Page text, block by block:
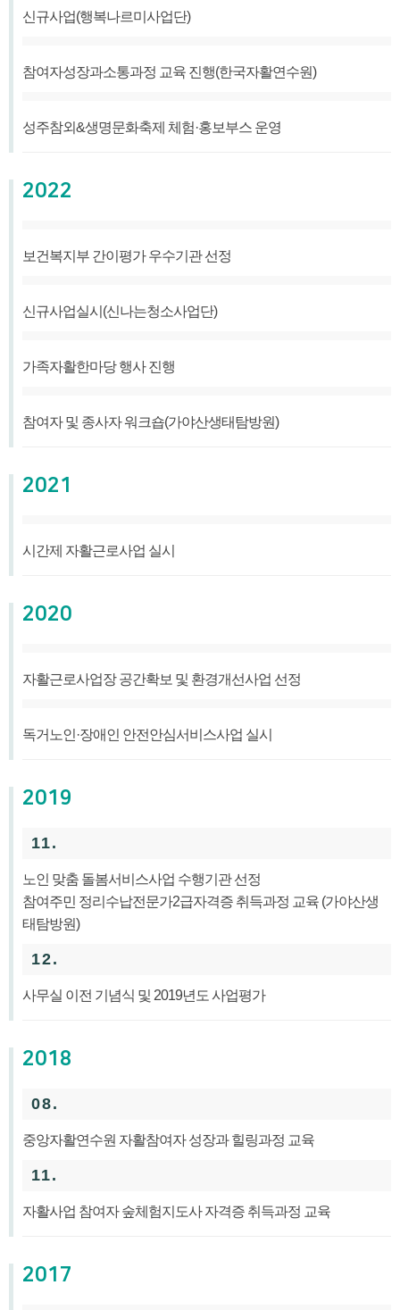
신규사업(행복나르미사업단)
참여자성장과소통과정 교육 진행(한국자활연수원)
성주참외&생명문화축제 체험·홍보부스 운영
2022
보건복지부 간이평가 우수기관 선정
신규사업실시(신나는청소사업단)
가족자활한마당 행사 진행
참여자 및 종사자 워크숍(가야산생태탐방원)
2021
시간제 자활근로사업 실시
2020
자활근로사업장 공간확보 및 환경개선사업 선정
독거노인·장애인 안전안심서비스사업 실시
2019
11.
노인 맞춤 돌봄서비스사업 수행기관 선정
참여주민 정리수납전문가2급자격증 취득과정 교육 (가야산생
태탐방원)
12.
사무실 이전 기념식 및 2019년도 사업평가
2018
08.
중앙자활연수원 자활참여자 성장과 힐링과정 교육
11.
자활사업 참여자 숲체험지도사 자격증 취득과정 교육
2017